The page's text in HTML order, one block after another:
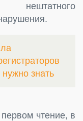
нештатного
знать
чтение, в